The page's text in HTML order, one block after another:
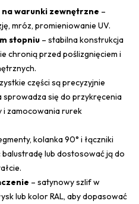
warunki zewnętrzne –
mróz, promieniowanie UV.
stopniu – stabilna konstrukcja
chronią przed poślizgnięciem i
części są precyzyjnie
sprowadza się do przykręcenia
i zamocowania rurek
kolanka 90° i łączniki
lub dostosować ją do
– satynowy szlif w
lub kolor RAL, aby dopasować